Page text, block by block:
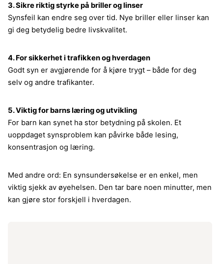
3. Sikre riktig styrke på briller og linser
Synsfeil kan endre seg over tid. Nye briller eller linser kan
gi deg betydelig bedre livskvalitet.
4. For sikkerhet i trafikken og hverdagen
Godt syn er avgjørende for å kjøre trygt – både for deg
selv og andre trafikanter.
5. Viktig for barns læring og utvikling
For barn kan synet ha stor betydning på skolen. Et
uoppdaget synsproblem kan påvirke både lesing,
konsentrasjon og læring.
Med andre ord: En synsundersøkelse er en enkel, men
viktig sjekk av øyehelsen. Den tar bare noen minutter, men
kan gjøre stor forskjell i hverdagen.